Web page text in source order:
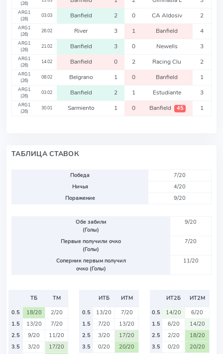
(26)
ARG1
(26)
03.03 Banfield 2 0 CA Aldosiv 2
ARG1
(26)
26.02 River 3 1 Banfield 4
ARG1
(26)
21.02 Banfield 3 0 Newells 3
ARG1
(26)
14.02 Banfield 0 2 Racing Clu 2
ARG1
(26)
08.02 Belgrano 1 0 Banfield 1
ARG1
(26)
03.02 Banfield 2 1 Estudiante 3
ARG1
(26)
30.01 Sarmiento 1 0 Banfield 45 1
ТАБЛИЦА СТАВОК
Победа
7/20
Ничья
4/20
Поражение
9/20
Обе забили
(Голы)
9/20
Первые получили очко
(Голы)
7/20
Соперник первым получил
очко (Голы)
11/20
ТБ
ТМ
0.5
18/20
2/20
1.5
13/20
7/20
2.5
9/20
11/20
3.5
3/20
17/20
ИТБ
ИТМ
0.5
13/20
7/20
1.5
7/20
13/20
2.5
3/20
17/20
3.5
0/20 20/20
ИТ2Б
ИТ2М
0.5
14/20
6/20
1.5
6/20
14/20
2.5
2/20
18/20
3.5
0/20 20/20